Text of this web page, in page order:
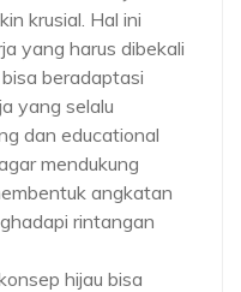
krusial. Hal ini
yang harus dibekali
beradaptasi
yang selalu
dan educational
mendukung
angkatan
rintangan
hijau bisa